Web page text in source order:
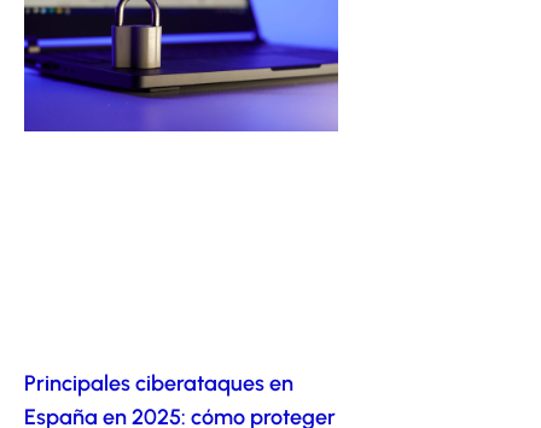
Principales ciberataques en
España en 2025: cómo proteger